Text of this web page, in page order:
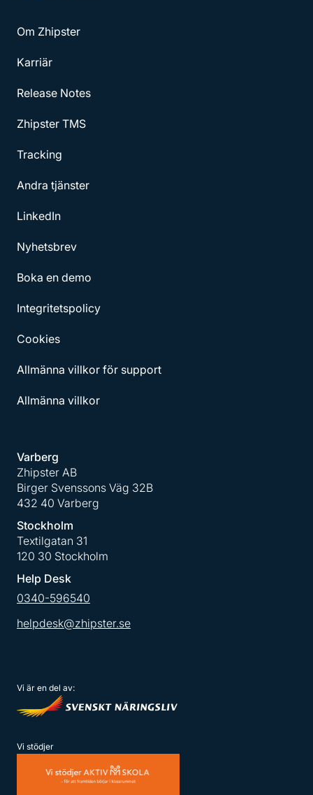
Om Zhipster
Karriär
Release Notes
Zhipster TMS
Tracking
Andra tjänster
LinkedIn
Nyhetsbrev
Boka en demo
Integritetspolicy
Cookies
Allmänna villkor för support
Allmänna villkor
Varberg
Zhipster AB
Birger Svenssons Väg 32B
432 40 Varberg
Stockholm
Textilgatan 31
120 30 Stockholm
Help Desk
0340-596540
helpdesk@zhipster.se
Vi är en del av:
Vi stödjer